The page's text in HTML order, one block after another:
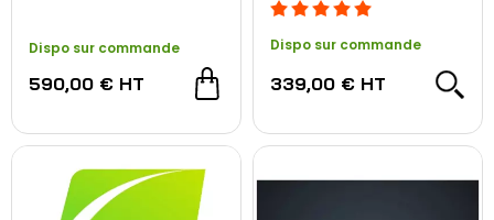
Dispo sur commande
590,00 € HT
Dispo sur commande
339,00 € HT